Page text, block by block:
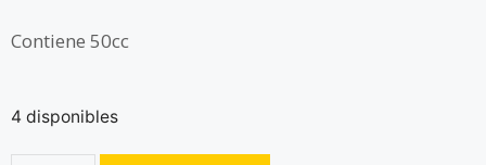
Contiene 50cc
4 disponibles